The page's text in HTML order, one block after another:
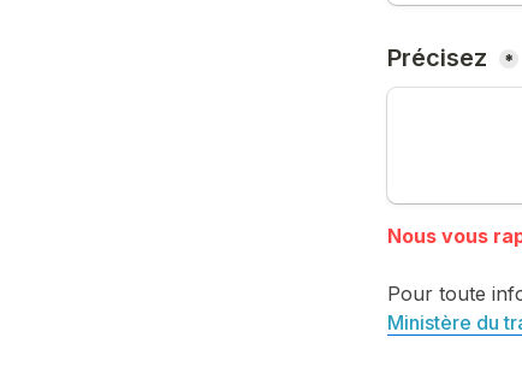
Précisez *
Pour toute
Ministère du